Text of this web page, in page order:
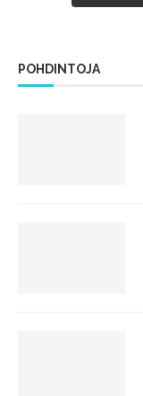
POHDINTOJA